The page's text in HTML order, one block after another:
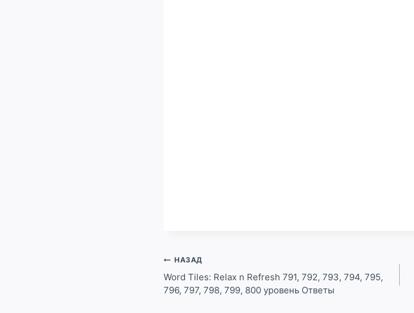
Навигация
по
записям
НАЗАД
Word Tiles: Relax n Refresh 791, 792, 793, 794, 795,
796, 797, 798, 799, 800 уровень Ответы